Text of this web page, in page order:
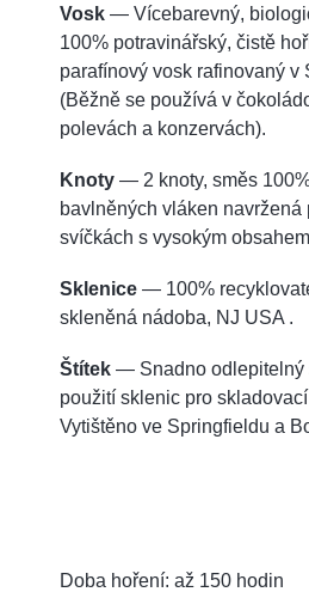
Vosk — Vícebarevný,
100% potravinářský, čistě
parafínový vosk rafinovaný v
(Běžně se používá v
polevách a konzervách).
Knoty — 2 knoty, směs
bavlněných vláken navržená
svíčkách s vysokým
Sklenice — 100%
skleněná nádoba, NJ USA .
Štítek — Snadno odlepitelný
použití sklenic pro
Vytištěno ve Springfieldu a
Doba hoření: až 150 hodin